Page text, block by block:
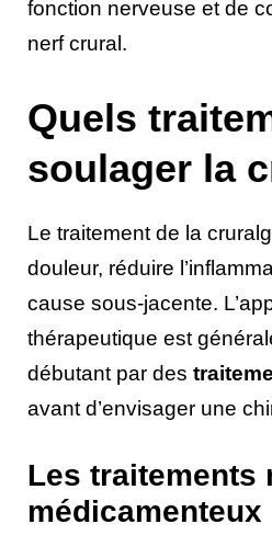
fonction nerveuse et de
nerf crural.
Quels
soulager la
Le traitement de la
douleur, réduire
cause sous-jacente.
thérapeutique est
débutant par des
avant d’envisager une
Les traitements
médicamenteux